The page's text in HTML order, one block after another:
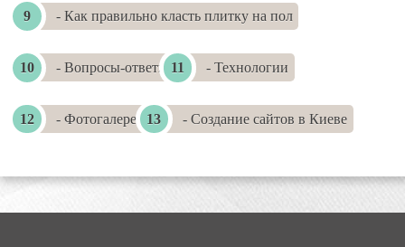
- Как правильно класть плитку на пол
- Вопросы-ответы - Технологии
- Фотогалереи - Создание сайтов в Киеве